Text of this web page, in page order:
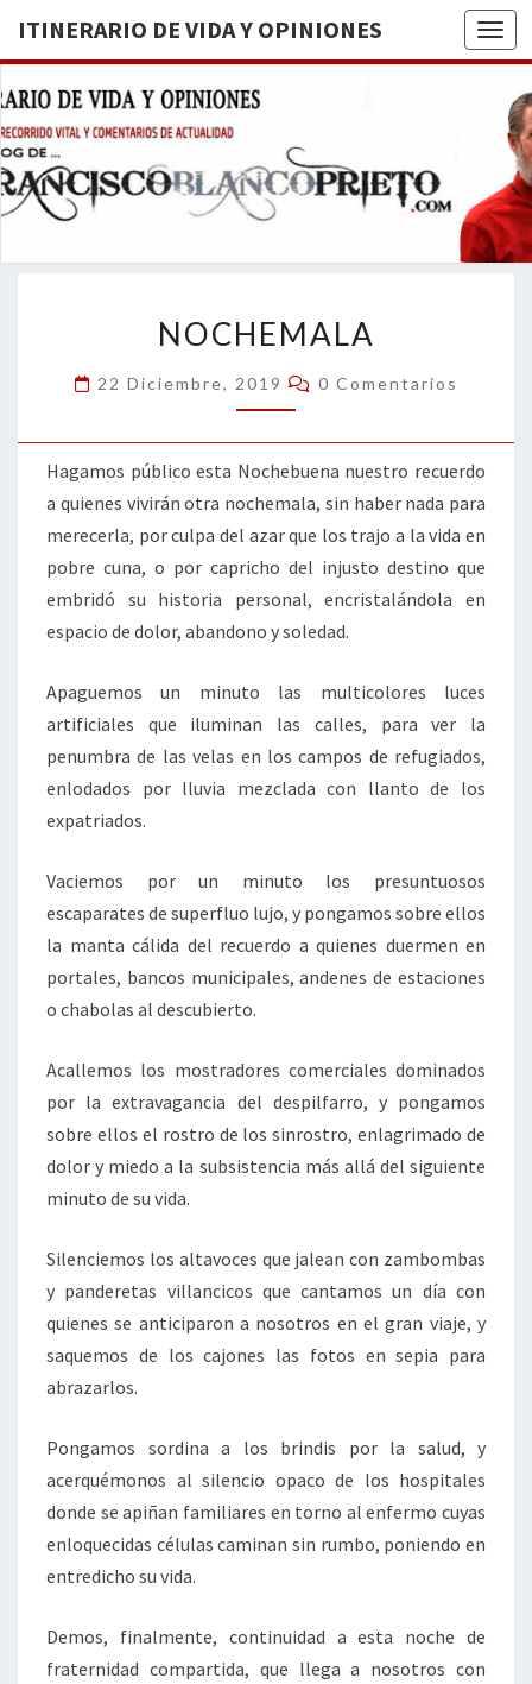
ITINERARIO DE VIDA Y OPINIONES
DE
BREVE
RECORRIDO
VITAL Y
ACTUALIDAD
NOCHEMALA
22 Diciembre, 2019 Comentarios
0 Comentarios
Hagamos público esta Nochebuena nuestro recuerdo
a quienes vivirán otra nochemala, sin haber nada para
merecerla, por culpa del azar que los trajo a la vida en
pobre cuna, o por capricho del injusto destino que
embridó su historia personal, encristalándola en
espacio de dolor, abandono y soledad.
Apaguemos un minuto las multicolores luces
artificiales que iluminan las calles, para ver la
penumbra de las velas en los campos de refugiados,
enlodados por lluvia mezclada con llanto de los
expatriados.
Vaciemos por un minuto los presuntuosos
escaparates de superfluo lujo, y pongamos sobre ellos
la manta cálida del recuerdo a quienes duermen en
portales, bancos municipales, andenes de estaciones
o chabolas al descubierto.
Acallemos los mostradores comerciales dominados
por la extravagancia del despilfarro, y pongamos
sobre ellos el rostro de los sinrostro, enlagrimado de
dolor y miedo a la subsistencia más allá del siguiente
minuto de su vida.
Silenciemos los altavoces que jalean con zambombas
y panderetas villancicos que cantamos un día con
quienes se anticiparon a nosotros en el gran viaje, y
saquemos de los cajones las fotos en sepia para
abrazarlos.
Pongamos sordina a los brindis por la salud, y
acerquémonos al silencio opaco de los hospitales
donde se apiñan familiares en torno al enfermo cuyas
enloquecidas células caminan sin rumbo, poniendo en
entredicho su vida.
Demos, finalmente, continuidad a esta noche de
fraternidad compartida, que llega a nosotros con